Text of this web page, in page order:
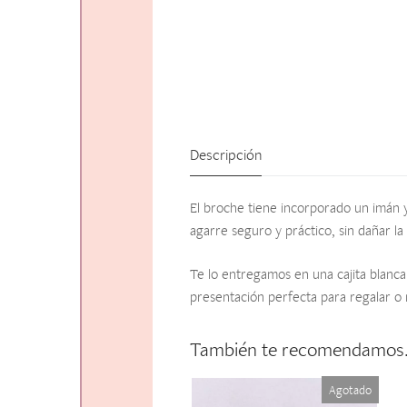
Descripción
El broche tiene incorporado un
agarre seguro y práctico, sin dañar
Te lo entregamos en una cajita
presentación perfecta para regalar o
También te
Agotado